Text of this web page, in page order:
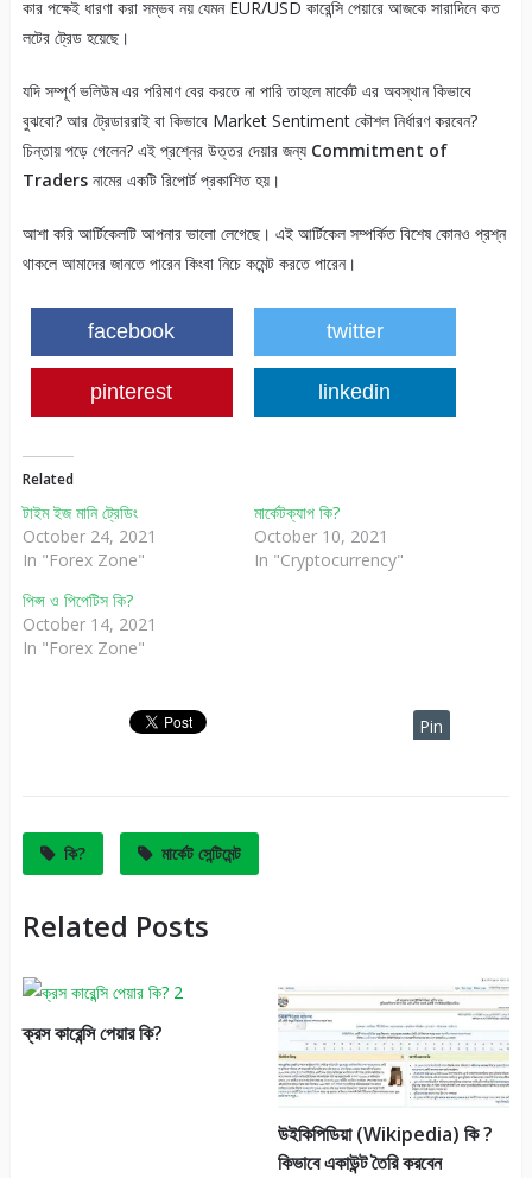
কার পক্ষেই ধারণা করা সম্ভব নয় যেমন EUR/USD কারেন্সি পেয়ারে আজকে সারাদিনে কত
লটের ট্রেড হয়েছে।
যদি সম্পূর্ণ ভলিউম এর পরিমাণ বের করতে না পারি তাহলে মার্কেট এর অবস্থান কিভাবে
বুঝবো? আর ট্রেডাররাই বা কিভাবে Market Sentiment কৌশল নির্ধারণ করবেন?
চিন্তায় পড়ে গেলেন? এই প্রশ্নের উত্তর দেয়ার জন্য Commitment of
Traders নামের একটি রিপোর্ট প্রকাশিত হয়।
আশা করি আর্টিকেলটি আপনার ভালো লেগেছে। এই আর্টিকেল সম্পর্কিত বিশেষ কোনও প্রশ্ন
থাকলে আমাদের জানতে পারেন কিংবা নিচে কমেন্ট করতে পারেন।
facebook twitter
pinterest linkedin
Related
টাইম ইজ মানি ট্রেডিং
October 24, 2021
In "Forex Zone"
মার্কেটক্যাপ কি?
October 10, 2021
In "Cryptocurrency"
পিপ্স ও পিপেটিস কি?
October 14, 2021
In "Forex Zone"
Pin
কি? মার্কেট সেন্টিমেন্ট
Related Posts
ক্রস কারেন্সি পেয়ার কি?
উইকিপিডিয়া (Wikipedia) কি ?
কিভাবে একাউন্ট তৈরি করবেন